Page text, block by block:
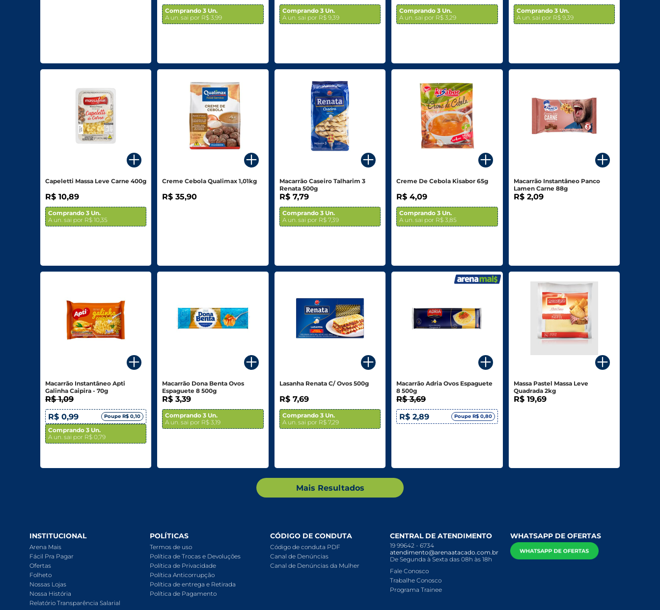
Comprando 3 Un.
A un. sai por R$ 3,99
Comprando 3 Un.
A un. sai por R$ 9,39
Comprando 3 Un.
A un. sai por R$ 3,29
Comprando 3 Un.
A un. sai por R$ 9,39
Capeletti Massa Leve Carne 400g
R$ 10,89
Comprando 3 Un.
A un. sai por R$ 10,35
Creme Cebola Qualimax 1,01kg
R$ 35,90
Macarrão Caseiro Talharim 3
Renata 500g
R$ 7,79
Comprando 3 Un.
A un. sai por R$ 7,39
Creme De Cebola Kisabor 65g
R$ 4,09
Comprando 3 Un.
A un. sai por R$ 3,85
Macarrão Instantâneo Panco
Lamen Carne 88g
R$ 2,09
Macarrão Instantâneo Apti
Galinha Caipira - 70g
R$ 1,09
R$ 0,99
Poupe R$ 0,10
Comprando 3 Un.
A un. sai por R$ 0,79
Macarrão Dona Benta Ovos
Espaguete 8 500g
R$ 3,39
Comprando 3 Un.
A un. sai por R$ 3,19
Lasanha Renata C/ Ovos 500g
R$ 7,69
Comprando 3 Un.
A un. sai por R$ 7,29
Macarrão Adria Ovos Espaguete
8 500g
R$ 3,69
R$ 2,89
Poupe R$ 0,80
Massa Pastel Massa Leve
Quadrada 2kg
R$ 19,69
Mais Resultados
INSTITUCIONAL
Arena Mais
Fácil Pra Pagar
Ofertas
Folheto
Nossas Lojas
Nossa História
Relatório Transparência Salarial
POLÍTICAS
Termos de uso
Política de Trocas e Devoluções
Política de Privacidade
Política Anticorrupção
Política de entrega e Retirada
Política de Pagamento
CÓDIGO DE CONDUTA
Código de conduta PDF
Canal de Denúncias
Canal de Denúncias da Mulher
CENTRAL DE ATENDIMENTO
19 99642 - 6734
atendimento@arenaatacado.com.br
De Segunda à Sexta das 08h às 18h
Fale Conosco
Trabalhe Conosco
Programa Trainee
WHATSAPP DE OFERTAS